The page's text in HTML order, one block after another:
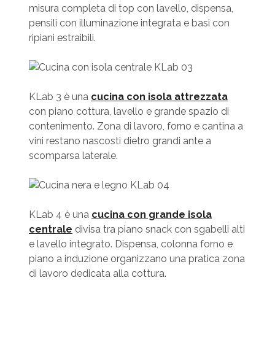
misura completa di top con lavello, dispensa,
pensili con illuminazione integrata e basi con
ripiani estraibili.
KLab 3 è una cucina con isola attrezzata
con piano cottura, lavello e grande spazio di
contenimento. Zona di lavoro, forno e cantina a
vini restano nascosti dietro grandi ante a
scomparsa laterale.
KLab 4 è una cucina con grande isola
centrale divisa tra piano snack con sgabelli alti
e lavello integrato. Dispensa, colonna forno e
piano a induzione organizzano una pratica zona
di lavoro dedicata alla cottura.